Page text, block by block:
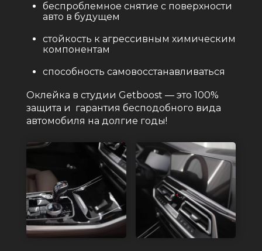
беспроблемное снятие с поверхности
авто в будущем
стойкость к агрессивным химическим
компонентам
способность самовосстанавливаться
Оклейка в студии Getboost — это 100%
защита и гарантия бесподобного вида
автомобиля на долгие годы!